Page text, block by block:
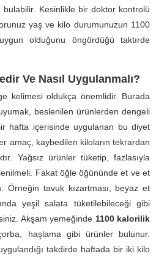
Kesinlikle bir doktor kontrolü
yaş ve kilo durumunuzun 1100
olduğunu öngördüğü taktırde
Ve Nasıl Uygulanmalı?
kelimesi oldukça önemlidir. Burada
beslenilen ürünlerden dengeli
hafta içerisinde uygulanan bu diyet
amaç, kaybedilen kiloların tekrardan
Yağsız ürünler tüketip, fazlasıyla
Fakat öğle öğününde et ve et
Örneğin tavuk kızartması, beyaz et
yeşil salata tüketilebileceği gibi
Akşam yemeğinde 1100 kalorilik
haşlama gibi ürünler bulunur.
takdirde haftada bir iki kilo